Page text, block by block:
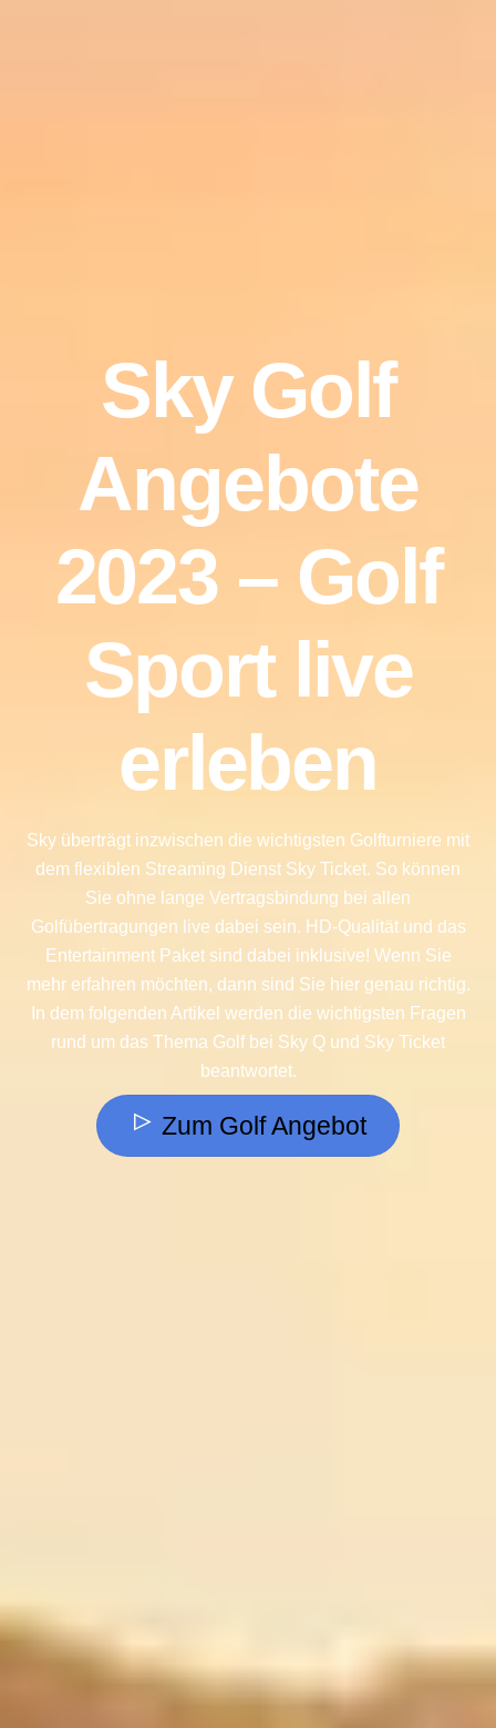
Sky Golf
Angebote
2023 – Golf
Sport live
erleben
Sky überträgt inzwischen die wichtigsten Golfturniere mit
dem flexiblen Streaming Dienst Sky Ticket. So können
Sie ohne lange Vertragsbindung bei allen
Golfübertragungen live dabei sein. HD-Qualität und das
Entertainment Paket sind dabei inklusive! Wenn Sie
mehr erfahren möchten, dann sind Sie hier genau richtig.
In dem folgenden Artikel werden die wichtigsten Fragen
rund um das Thema Golf bei Sky Q und Sky Ticket
beantwortet.
Zum Golf Angebot